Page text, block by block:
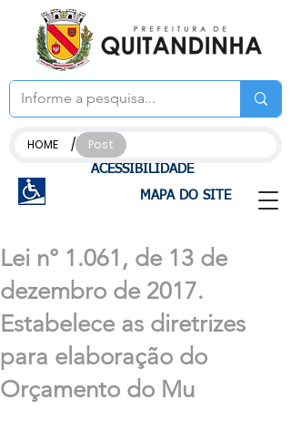
ACESSIBILIDADE
MAPA DO SITE
HOME / Post
Lei n° 1.061, de 13 de
dezembro de 2017.
Estabelece as diretrizes
para elaboração do
Orçamento do Mu